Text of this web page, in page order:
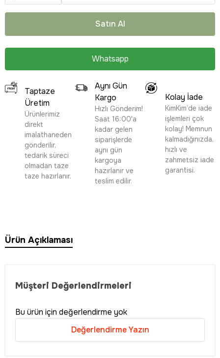
Satın Al
Whatsapp
Taptaze
Üretim
Ürünlerimiz
direkt
imalathaneden
gönderilir,
tedarik süreci
olmadan taze
taze hazırlanır.
Aynı Gün
Kargo
Hızlı Gönderim!
Saat 16:00'a
kadar gelen
siparişlerde
aynı gün
kargoya
hazırlanır ve
teslim edilir.
Kolay İade
KimKim’de iade
işlemleri çok
kolay! Memnun
kalmadığınızda,
hızlı ve
zahmetsiz iade
garantisi.
Ürün Açıklaması
Müşteri Değerlendirmeleri
Bu ürün için değerlendirme yok
Değerlendirme Yazın